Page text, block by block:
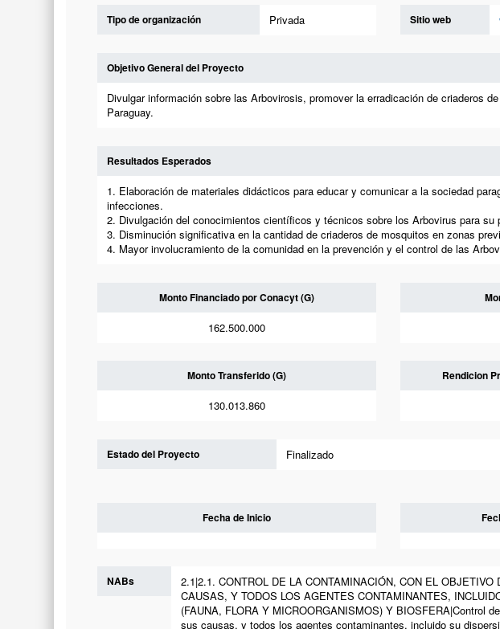
Tipo de organización Privada Sitio web
Objetivo General del Proyecto
Divulgar información sobre las Arbovirosis, promover la erradicación de criaderos
Paraguay.
Resultados Esperados
1. Elaboración de materiales didácticos para educar y comunicar a la sociedad
infecciones.
2. Divulgación del conocimientos científicos y técnicos sobre los Arbovirus para su
3. Disminución significativa en la cantidad de criaderos de mosquitos en zonas
4. Mayor involucramiento de la comunidad en la prevención y el control de las
Monto Financiado por Conacyt (G)
162.500.000
Monto Transferido (G)
130.013.860
Rendicion
Estado del Proyecto Finalizado
Fecha de Inicio
NABs
2.1|2.1. CONTROL DE LA CONTAMINACIÓN, CON EL
CAUSAS, Y TODOS LOS AGENTES CONTAMINANTES,
(FAUNA, FLORA Y MICROORGANISMOS) Y BIOSFERA|Control
sus causas, y todos los agentes contaminantes, incluido su